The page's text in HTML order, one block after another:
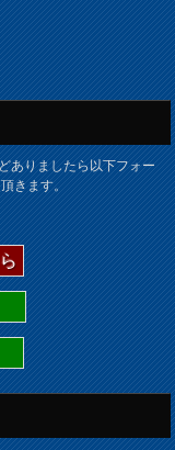
ありましたら以下フォー
きます。